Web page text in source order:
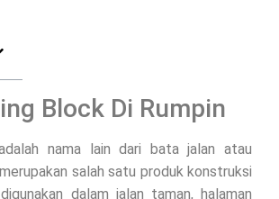
Block Di Rumpin
nama lain dari bata jalan atau
salah satu produk konstruksi
dalam jalan taman, halaman